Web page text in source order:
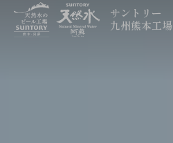
サントリー
九州熊本工場